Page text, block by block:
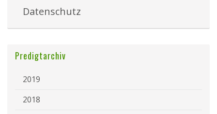
Datenschutz
Predigtarchiv
2019
2018